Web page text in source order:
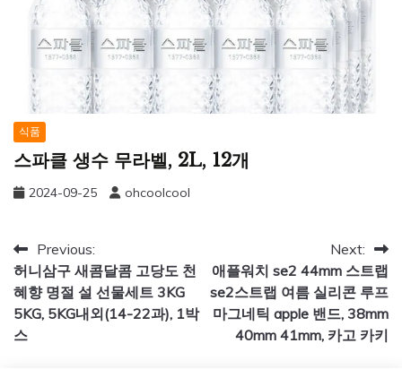
식품
스파클 생수 무라벨, 2L, 12개
2024-09-25 ohcoolcool
글
탐
색
Previous:
허니삼구 새콤달콤 고당도 천
혜향 명절 설 선물세트 3KG
5KG, 5KG내외(14-22과), 1박
스
Next:
애플워치 se2 44mm 스트랩
se2스트랩 여름 실리콘 루프
마그네틱 apple 밴드, 38mm
40mm 41mm, 카고 카키